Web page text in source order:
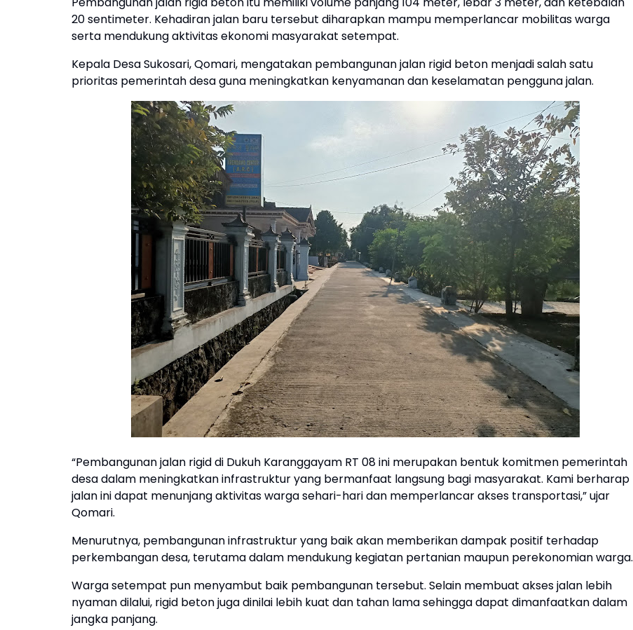
20 sentimeter. Kehadiran jalan baru tersebut diharapkan mampu memperlancar mobilitas warga
serta mendukung aktivitas ekonomi masyarakat setempat.
Kepala Desa Sukosari, Qomari, mengatakan pembangunan jalan rigid beton menjadi salah satu
prioritas pemerintah desa guna meningkatkan kenyamanan dan keselamatan pengguna jalan.
“Pembangunan jalan rigid di Dukuh Karanggayam RT 08 ini merupakan bentuk komitmen pemerintah
desa dalam meningkatkan infrastruktur yang bermanfaat langsung bagi masyarakat. Kami berharap
jalan ini dapat menunjang aktivitas warga sehari-hari dan memperlancar akses transportasi,” ujar
Qomari.
Menurutnya, pembangunan infrastruktur yang baik akan memberikan dampak positif terhadap
perkembangan desa, terutama dalam mendukung kegiatan pertanian maupun perekonomian warga.
Warga setempat pun menyambut baik pembangunan tersebut. Selain membuat akses jalan lebih
nyaman dilalui, rigid beton juga dinilai lebih kuat dan tahan lama sehingga dapat dimanfaatkan dalam
jangka panjang.